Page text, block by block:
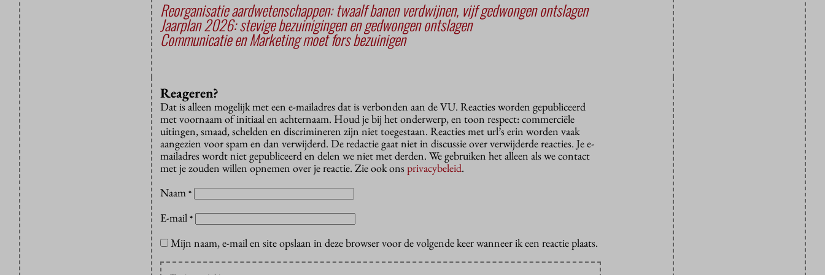
Reorganisatie aardwetenschappen: twaalf banen verdwijnen, vijf gedwongen ontslagen
Jaarplan 2026: stevige bezuinigingen en gedwongen ontslagen
Communicatie en Marketing moet fors bezuinigen
Reageren?
Dat is alleen mogelijk met een e-mailadres dat is verbonden aan de VU. Reacties worden gepubliceerd
met voornaam of initiaal en achternaam. Houd je bij het onderwerp, en toon respect: commerciële
uitingen, smaad, schelden en discrimineren zijn niet toegestaan. Reacties met url’s erin worden vaak
aangezien voor spam en dan verwijderd. De redactie gaat niet in discussie over verwijderde reacties. Je e-
mailadres wordt niet gepubliceerd en delen we niet met derden. We gebruiken het alleen als we contact
met je zouden willen opnemen over je reactie. Zie ook onsprivacybeleid.
Naam *
E-mail *
Mijn naam, e-mail en site opslaan in deze browser voor de volgende keer wanneer ik een reactie plaats.